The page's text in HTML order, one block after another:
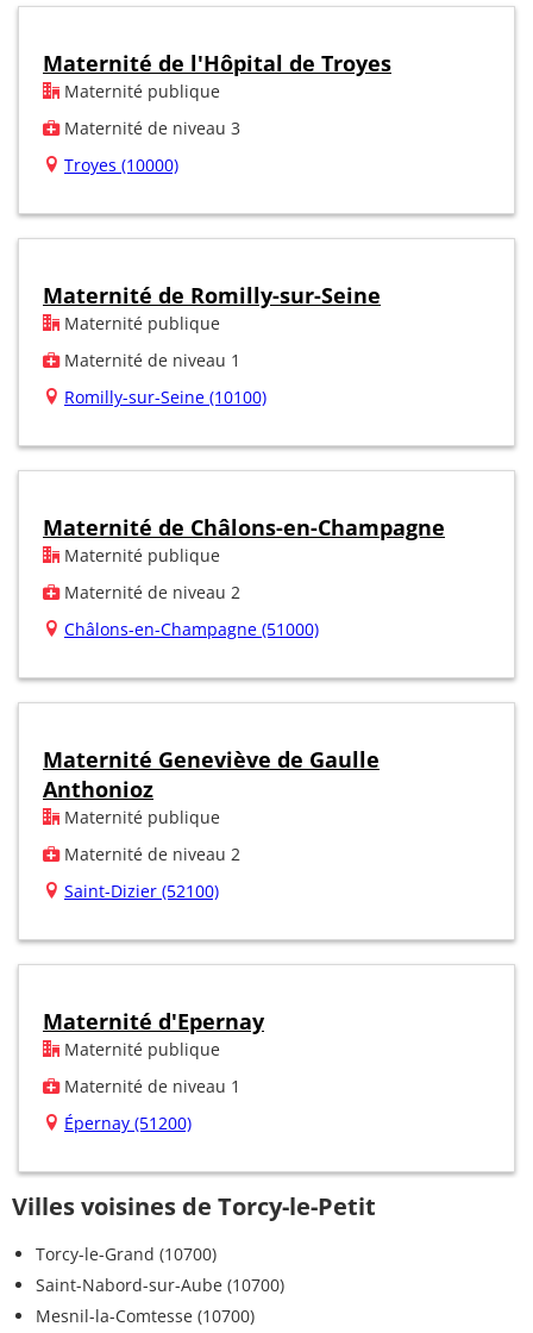
Maternité de l'Hôpital de Troyes
Maternité publique
Maternité de niveau 3
Troyes (10000)
Maternité de Romilly-sur-Seine
Maternité publique
Maternité de niveau 1
Romilly-sur-Seine (10100)
Maternité de Châlons-en-Champagne
Maternité publique
Maternité de niveau 2
Châlons-en-Champagne (51000)
Maternité Geneviève de Gaulle
Anthonioz
Maternité publique
Maternité de niveau 2
Saint-Dizier (52100)
Maternité d'Epernay
Maternité publique
Maternité de niveau 1
Épernay (51200)
Villes voisines de Torcy-le-Petit
Torcy-le-Grand (10700)
Saint-Nabord-sur-Aube (10700)
Mesnil-la-Comtesse (10700)